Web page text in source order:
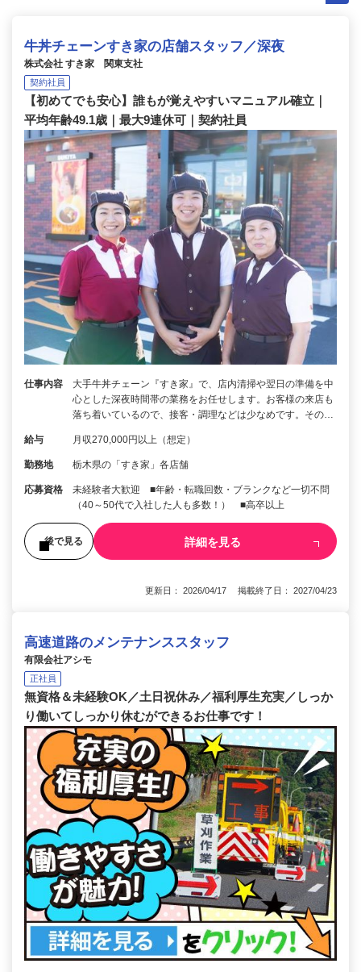
牛丼チェーンすき家の店舗スタッフ／深夜
株式会社 すき家 関東支社
契約社員
【初めてでも安心】誰もが覚えやすいマニュアル確立｜
平均年齢49.1歳｜最大9連休可｜契約社員
仕事内容
大手牛丼チェーン『すき家』で、店内清掃や翌日の準備を中
心とした深夜時間帯の業務をお任せします。お客様の来店も
落ち着いているので、接客・調理などは少なめです。その…
給与 月収270,000円以上（想定）
勤務地 栃木県の「すき家」各店舗
応募資格
未経験者大歓迎 ■年齢・転職回数・ブランクなど一切不問
（40～50代で入社した人も多数！） ■高卒以上
後で見る 詳細を見る
更新日： 2026/04/17 掲載終了日： 2027/04/23
高速道路のメンテナンススタッフ
有限会社アシモ
正社員
無資格＆未経験OK／土日祝休み／福利厚生充実／しっか
り働いてしっかり休むができるお仕事です！